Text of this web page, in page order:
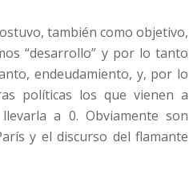
también como objetivo,
“desarrollo” y por lo tanto
endeudamiento, y, por lo
políticas los que vienen a
a 0. Obviamente son
y el discurso del flamante